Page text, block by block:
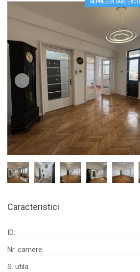
REPREZENTARE
Caracteristici
ID:
Nr. camere:
S. utila: